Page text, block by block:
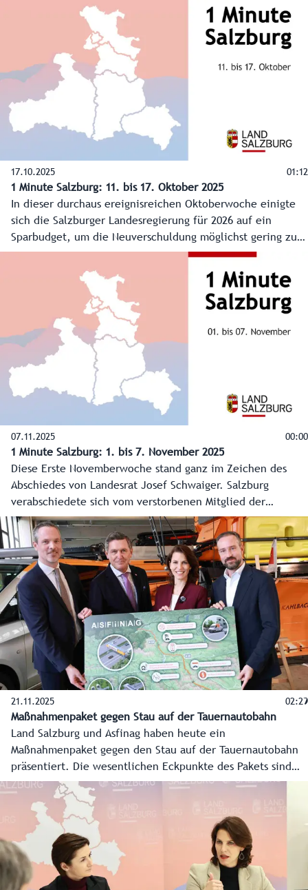
Millionen Euro, das Mozarteum glänzt mit neuer, moderner
Infrastruktur und das Integrationsleitbild des Landes
Salzburg nimmt Formen an. Alle geballt in 1 Minute
Salzburg und auf www.salzburg.gv.at
17.10.2025 01:12
1 Minute Salzburg: 11. bis 17. Oktober 2025
In dieser durchaus ereignisreichen Oktoberwoche einigte
sich die Salzburger Landesregierung für 2026 auf ein
Sparbudget, um die Neuverschuldung möglichst gering zu
halten. Im Lungau wurde die 100. "Kids Save Lives"-Schule
gefeiert und in den Tunnels im Pinzgau wird ein
Sicherheitsupdate gemacht.
07.11.2025 00:00
1 Minute Salzburg: 1. bis 7. November 2025
Diese Erste Novemberwoche stand ganz im Zeichen des
Abschiedes von Landesrat Josef Schwaiger. Salzburg
verabschiedete sich vom verstorbenen Mitglied der
Salzburger Landesregierung mit einem Requiem. Das und
weitere Themen in der Wochenzusammenfassung auf
Salzburg ON.
21.11.2025 02:29
Maßnahmenpaket gegen Stau auf der Tauernautobahn
Land Salzburg und Asfinag haben heute ein
Maßnahmenpaket gegen den Stau auf der Tauernautobahn
präsentiert. Die wesentlichen Eckpunkte des Pakets sind
Künstliche Intelligenz für besseren Verkehrsfluss,
"Intelligente" Sensoren, Flexible Tempolimits und Ampeln
bei Autobahnauffahrten. Ziel ist es Staus zu reduzieren
und vor allem die Anrainergemeinden zu entlasten.